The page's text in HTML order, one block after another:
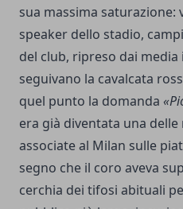
sua massima saturazione:
speaker dello stadio,
del club, ripreso dai
seguivano la cavalcata
quel punto la domanda
era già diventata una
associate al Milan sulle
segno che il coro aveva
cerchia dei tifosi abituali